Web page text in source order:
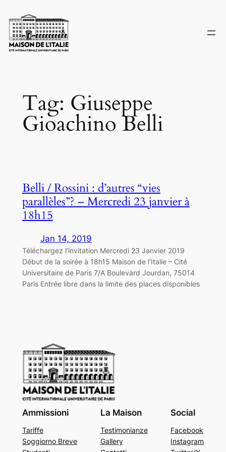
to
content
Tag: Giuseppe
Gioachino Belli
Belli / Rossini : d’autres “vies
parallèles”? – Mercredi 23 janvier à
18h15
Jan 14, 2019
Téléchargez l’invitation Mercredi 23 Janvier 2019
Début de la soirée à 18h15 Maison de l’Italie – Cité
Universitaire de Paris 7/A Boulevard Jourdan, 75014
Paris Entrée libre dans la limite des places disponibles
Ammissioni
Tariffe
Soggiorno Breve
La Maison
Testimonianze
Gallery
Social
Facebook
Instagram